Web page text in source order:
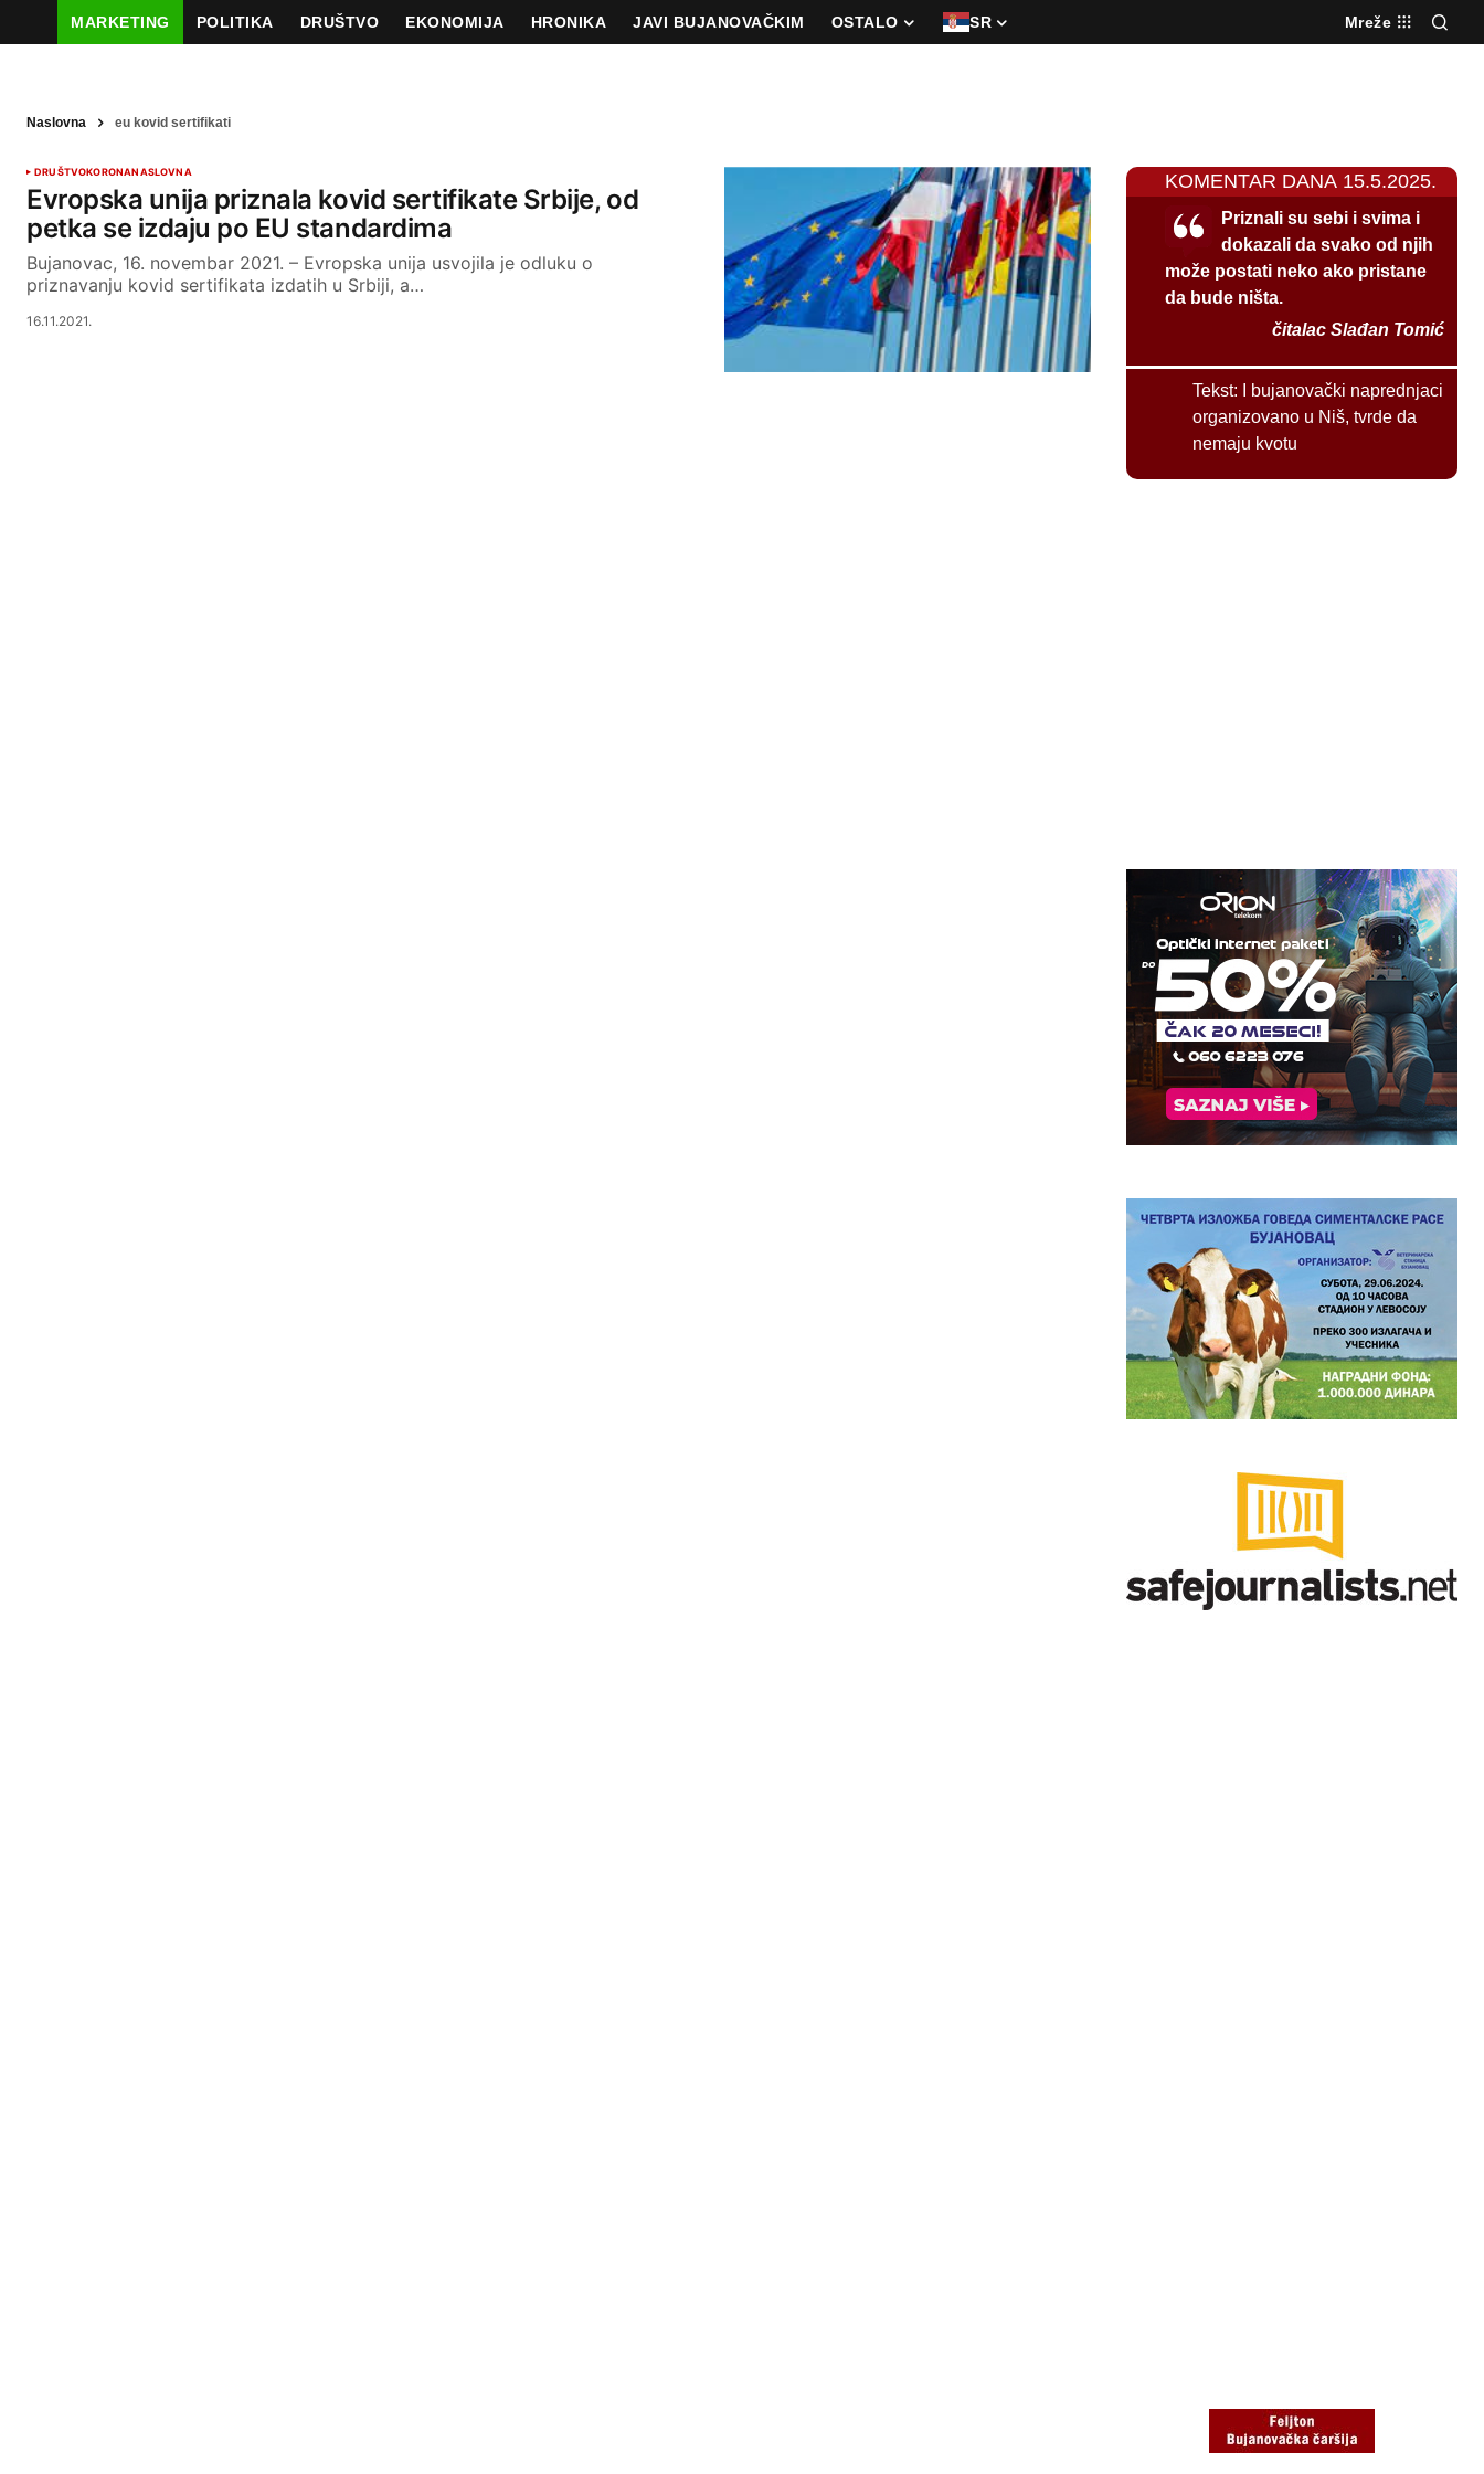
MARKETING POLITIKA DRUŠTVO EKONOMIJA HRONIKA JAVI BUJANOVAČKIM OSTALO SR Mreže
Naslovna eu kovid sertifikati
DRUŠTVOKORONANASLOVNA
Evropska unija priznala kovid sertifikate Srbije, od
petka se izdaju po EU standardima
Bujanovac, 16. novembar 2021. – Evropska unija usvojila je odluku o
priznavanju kovid sertifikata izdatih u Srbiji, a…
16.11.2021.
KOMENTAR DANA 15.5.2025.
Priznali su sebi i svima i
dokazali da svako od njih
može postati neko ako pristane
da bude ništa.
čitalac Slađan Tomić
Tekst:
I bujanovački naprednjaci
organizovano u Niš, tvrde da
nemaju kvotu